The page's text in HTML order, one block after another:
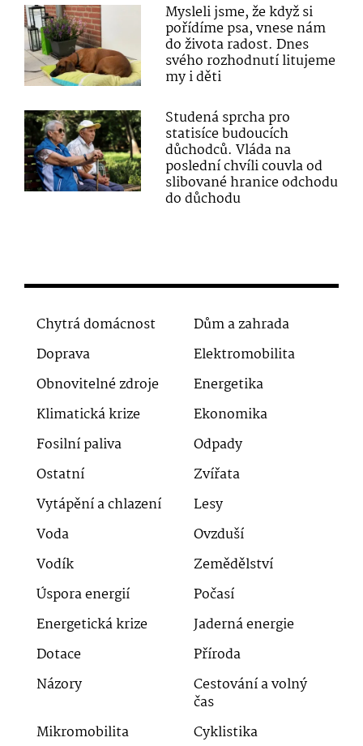
Mysleli jsme, že když si
pořídíme psa, vnese nám
do života radost. Dnes
svého rozhodnutí litujeme
my i děti
Studená sprcha pro
statisíce budoucích
důchodců. Vláda na
poslední chvíli couvla od
slibované hranice odchodu
do důchodu
Chytrá domácnost
Dům a zahrada
Doprava
Elektromobilita
Obnovitelné zdroje
Energetika
Klimatická krize
Ekonomika
Fosilní paliva
Odpady
Ostatní
Zvířata
Vytápění a chlazení
Lesy
Voda
Ovzduší
Vodík
Zemědělství
Úspora energií
Počasí
Energetická krize
Jaderná energie
Dotace
Příroda
Názory
Cestování a volný
čas
Mikromobilita
Cyklistika